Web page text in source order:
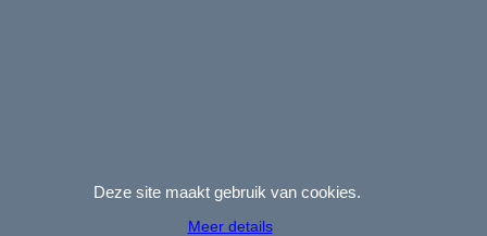
(USB-)Verpackungen und USB-Sticks aus Holz für Fotografen.
Deze site maakt gebruik van cookies.
Meer details